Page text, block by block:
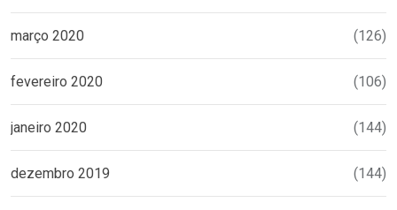
março 2020 (126)
fevereiro 2020 (106)
janeiro 2020 (144)
dezembro 2019 (144)